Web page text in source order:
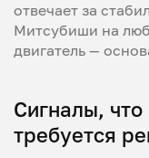
отвечает за
Митсубиши на
двигатель —
Сигналы,
требуется